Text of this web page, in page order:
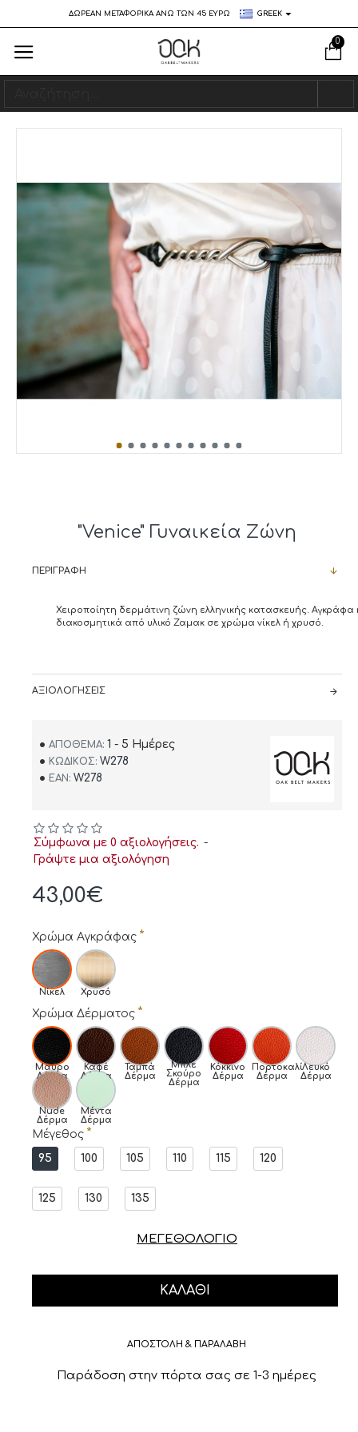
ΔΩΡΕΑΝ ΜΕΤΑΦΟΡΙΚΑ ΑΝΩ ΤΩΝ 45 ΕΥΡΩ GREEK
0
"Venice" Γυναικεία Ζώνη
ΠΕΡΙΓΡΑΦΉ
Χειροποίητη δερμάτινη ζώνη ελληνικής κατασκευής. Αγκράφα
διακοσμητικά από υλικό Ζαμακ σε χρώμα νίκελ ή χρυσό.
ΑΞΙΟΛΟΓΉΣΕΙΣ
ΑΠΌΘΕΜΑ: 1 - 5 Ημέρες
ΚΩΔΙΚΌΣ: W278
EAN: W278
Σύμφωνα με 0 αξιολογήσεις. -
Γράψτε μια αξιολόγηση
43,00€
Χρώμα Αγκράφας
Νίκελ Χρυσό
Χρώμα Δέρματος
Μαύρο
Δέρμα
Καφέ
Δέρμα
Ταμπά
Δέρμα
Μπλε
Σκούρο
Δέρμα
Κόκκινο
Δέρμα
Πορτοκαλί
Δέρμα
Λευκό
Δέρμα
Nude
Δέρμα
Μέντα
Δέρμα
Μέγεθος
95
100 105 110 115 120
125 130 135
ΚΑΛΆΘΙ
ΜΕΓΕΘΟΛΟΓΙΟ
ΑΠΟΣΤΟΛΗ & ΠΑΡΑΛΑΒΗ
Παράδοση στην πόρτα σας σε 1-3 ημέρες